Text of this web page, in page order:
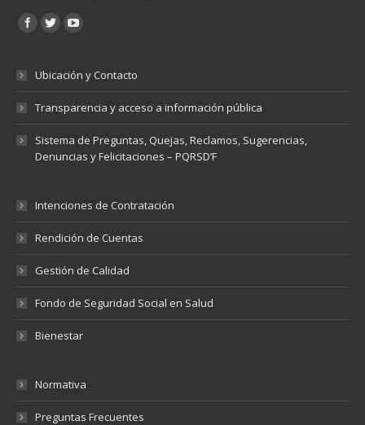
Encuéntranos en:
Ubicación y Contacto
Transparencia y acceso a información pública
Sistema de Preguntas, Quejas, Reclamos, Sugerencias,
Denuncias y Felicitaciones – PQRSD’F
Intenciones de Contratación
Rendición de Cuentas
Gestión de Calidad
Fondo de Seguridad Social en Salud
Bienestar
Normativa
Preguntas Frecuentes